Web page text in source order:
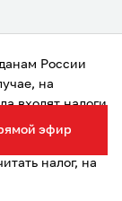
эфир
России
на
входят налоги
служба
найти
налог, на